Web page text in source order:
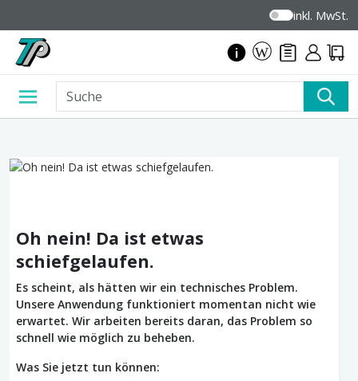
inkl. MwSt.
Oh nein! Da ist etwas
schiefgelaufen.
Es scheint, als hätten wir ein technisches Problem.
Unsere Anwendung funktioniert momentan nicht wie
erwartet. Wir arbeiten bereits daran, das Problem so
schnell wie möglich zu beheben.
Was Sie jetzt tun können: